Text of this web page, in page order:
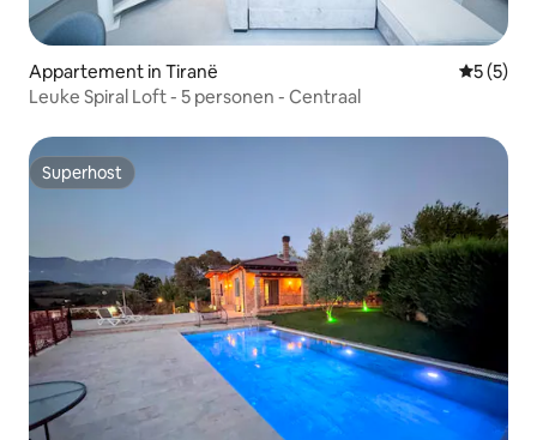
Appartement in Tiranë
5 (5)
Leuke Spiral Loft - 5 personen - Centraal
Superhost
Superhost